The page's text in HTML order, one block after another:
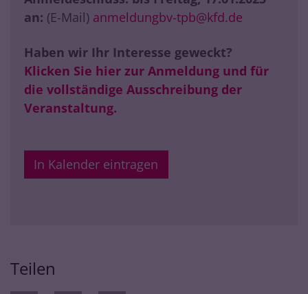
an: (E-Mail) anmeldungbv-tpb@kfd.de
Haben wir Ihr Interesse geweckt?
Klicken Sie hier zur Anmeldung und für
die vollständige Ausschreibung der
Veranstaltung.
In Kalender eintragen
Teilen